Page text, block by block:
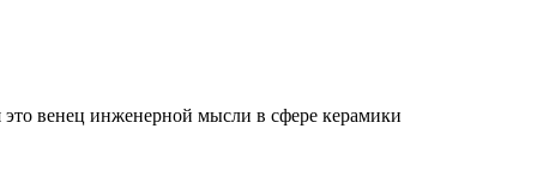
венец инженерной мысли в сфере керамики